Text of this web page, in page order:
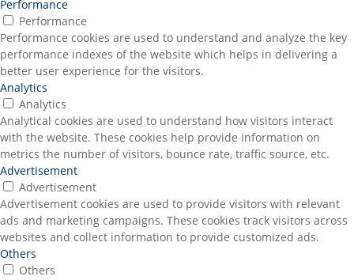
Performance
Performance
Performance cookies are used to understand and analyze the key
performance indexes of the website which helps in delivering a
better user experience for the visitors.
Analytics
Analytics
Analytical cookies are used to understand how visitors interact
with the website. These cookies help provide information on
metrics the number of visitors, bounce rate, traffic source, etc.
Advertisement
Advertisement
Advertisement cookies are used to provide visitors with relevant
ads and marketing campaigns. These cookies track visitors across
websites and collect information to provide customized ads.
Others
Others